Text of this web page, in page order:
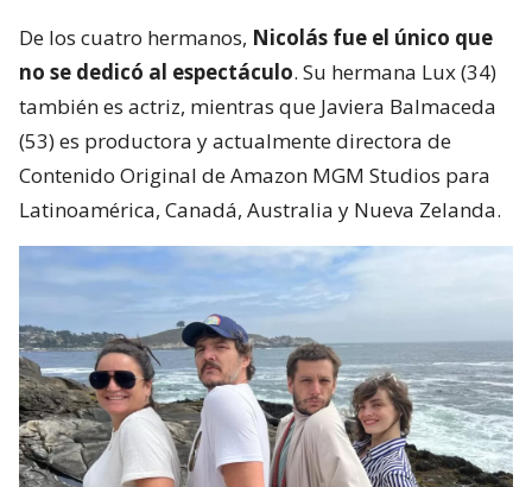
De los cuatro hermanos, Nicolás fue el único que
no se dedicó al espectáculo. Su hermana Lux (34)
también es actriz, mientras que Javiera Balmaceda
(53) es productora y actualmente directora de
Contenido Original de Amazon MGM Studios para
Latinoamérica, Canadá, Australia y Nueva Zelanda.